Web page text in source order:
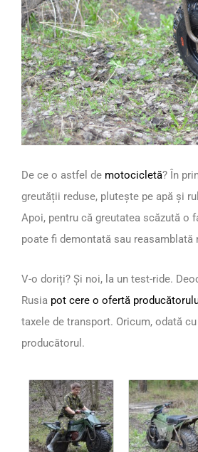
De ce o astfel de motocicletă? În
greutății reduse, plutește pe apă și
Apoi, pentru că greutatea scăzută o
poate fi demontată sau
V-o doriți? Și noi, la un test-ride.
Rusia pot cere o ofertă
taxele de transport. Oricum, odată
producătorul.